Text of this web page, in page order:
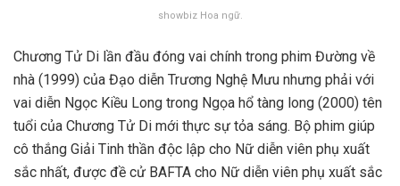
showbiz Hoa ngữ.
Chương Tử Di lần đầu đóng vai chính trong phim Đường về
nhà (1999) của Đạo diễn Trương Nghệ Mưu nhưng phải với
vai diễn Ngọc Kiều Long trong Ngọa hổ tàng long (2000) tên
tuổi của Chương Tử Di mới thực sự tỏa sáng. Bộ phim giúp
cô thắng Giải Tinh thần độc lập cho Nữ diễn viên phụ xuất
sắc nhất, được đề cử BAFTA cho Nữ diễn viên phụ xuất sắc